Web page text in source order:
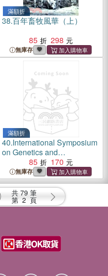
滿額折
38.百年畜牧風華（上）
85
298
無庫存
滿額折
40.International Symposium
on Genetics and
Reproductive Management
for Animal Production(英文
版)
85 170
無庫存
共 79 筆
第 2 頁